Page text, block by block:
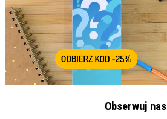
Obserwuj nas